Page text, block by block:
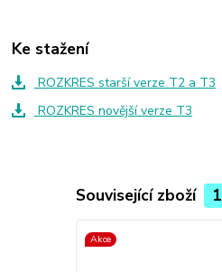
Ke stažení
ROZKRES starší verze T2 a T3
ROZKRES novější verze T3
Související zboží 1
Akce